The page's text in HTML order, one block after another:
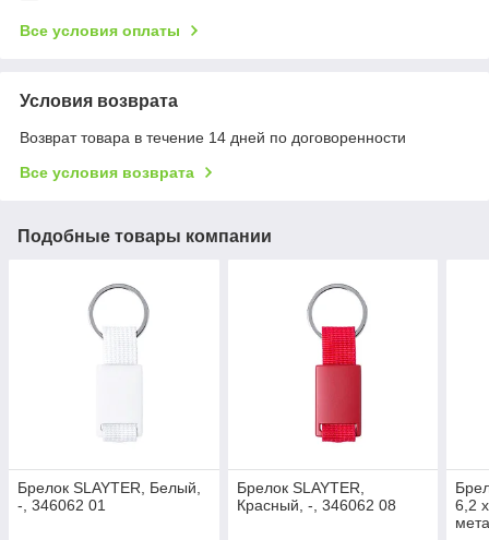
Все условия оплаты
Условия возврата
Возврат товара в течение 14 дней по договоренности
Все условия возврата
Подобные товары компании
Брелок SLAYTER, Белый,
-, 346062 01
Брелок SLAYTER,
Красный, -, 346062 08
6,2